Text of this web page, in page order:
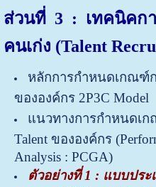
ส่วนที่ 3: เทคนิคก
คนเก่ง (Talent
หลักการกำหนดเกณฑ์ก
ขององค์กร 2P3C Model
แนวทางการกำหนดเ
Talent ขององค์กร
Analysis : PCGA)
ตัวอย่างที่ 1 : แบบประ